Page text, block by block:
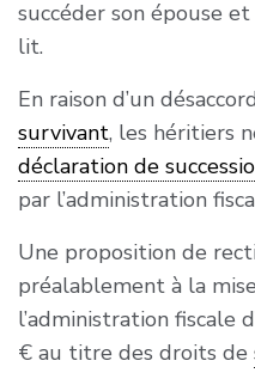
lesquelles le délai de
à moins qu’il ne soit
été interrompue. »
d’un bien dont le
l’usufruit, sous
objectif
qui résultent de
1094-1 du code civil.
code, la valeur
restitution non-
mentionnée au I du
la perception de droits
lorsque tous les
époux et la propriété
deux époux ».
succéder son épouse
lit.
En raison d’un
survivant, les héritiers
déclaration de
par l’administration
Une proposition de
préalablement à la
l’administration fiscale
€ au titre des droits de